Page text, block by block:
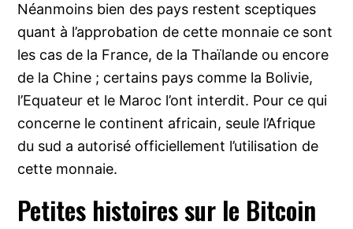
Néanmoins bien des pays restent sceptiques
quant à l’approbation de cette monnaie ce sont
les cas de la France, de la Thaïlande ou encore
de la Chine ; certains pays comme la Bolivie,
l’Equateur et le Maroc l’ont interdit. Pour ce qui
concerne le continent africain, seule l’Afrique
du sud a autorisé officiellement l’utilisation de
cette monnaie.
Petites histoires sur le Bitcoin